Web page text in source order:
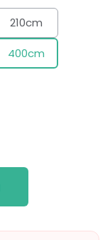
210cm
400cm